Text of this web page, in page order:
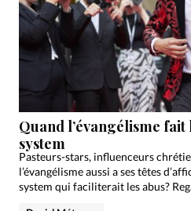
Quand l’évangélisme
system
Pasteurs-stars, influenceurs
l’évangélisme aussi a ses têtes
system qui faciliterait les abus?